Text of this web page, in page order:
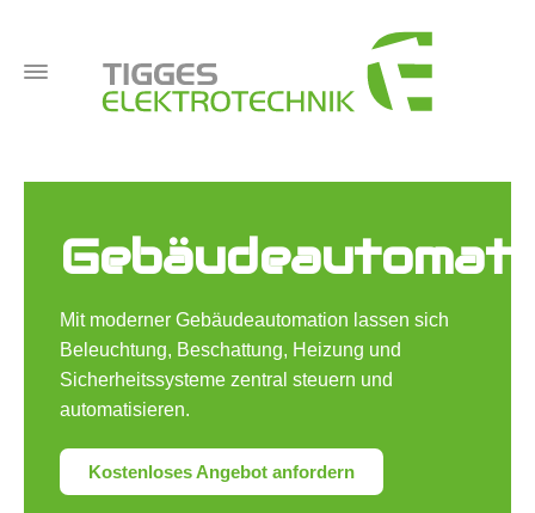
Mit moderner Gebäudeautomation lassen sich
Beleuchtung, Beschattung, Heizung und
Sicherheitssysteme zentral steuern und
automatisieren.
Kostenloses Angebot anfordern